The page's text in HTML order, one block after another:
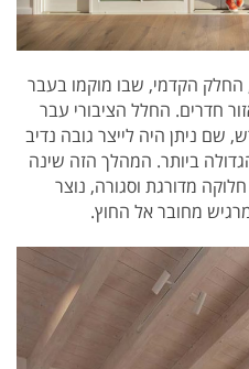
הקדמי, שבו מוקמו בעבר
חדרים. החלל הציבורי עבר
שם ניתן היה לייצר גובה נדיב
ביותר. המהלך הזה שינה
מדורגת וסגורה, נוצר
מחובר אל החוץ.